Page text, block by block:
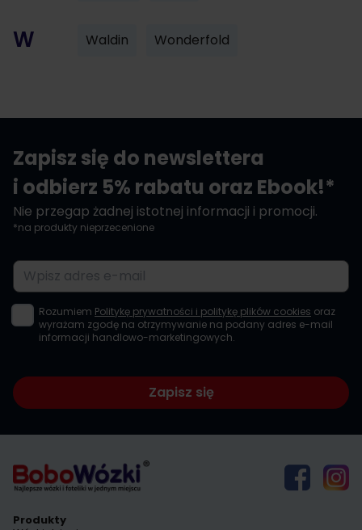
W Waldin Wonderfold
Zapisz się do newslettera
i odbierz 5% rabatu oraz Ebook!*
Nie przegap żadnej istotnej informacji i promocji.
*na produkty nieprzecenione
Adres e-mail
Rozumiem Politykę prywatności i politykę plików cookies oraz
wyrażam zgodę na otrzymywanie na podany adres e-mail
informacji handlowo-marketingowych.
Zapisz się
Produkty